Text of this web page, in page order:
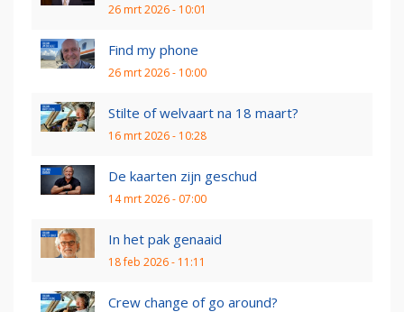
26 mrt 2026 - 10:01
Find my phone
26 mrt 2026 - 10:00
Stilte of welvaart na 18 maart?
16 mrt 2026 - 10:28
De kaarten zijn geschud
14 mrt 2026 - 07:00
In het pak genaaid
18 feb 2026 - 11:11
Crew change of go around?